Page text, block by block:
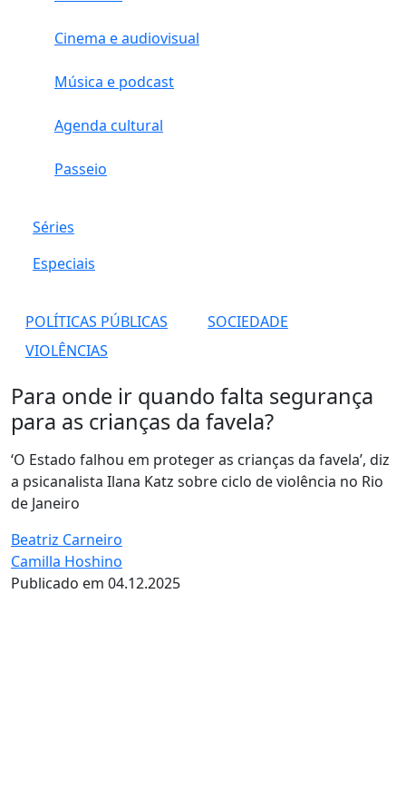
Cinema e audiovisual
Música e podcast
Agenda cultural
Passeio
Séries
Especiais
POLÍTICAS PÚBLICAS
SOCIEDADE
VIOLÊNCIAS
Para onde ir quando falta segurança
para as crianças da favela?
‘O Estado falhou em proteger as crianças da favela’, diz
a psicanalista Ilana Katz sobre ciclo de violência no Rio
de Janeiro
Beatriz Carneiro
Camilla Hoshino
Publicado em 04.12.2025